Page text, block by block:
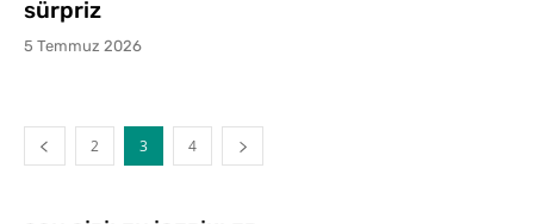
sürpriz
5 Temmuz 2026
2 3 4